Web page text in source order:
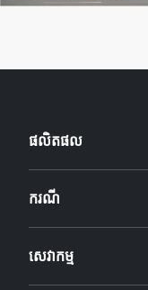
ផលិតផល
ករណី
សេវាកម្ម